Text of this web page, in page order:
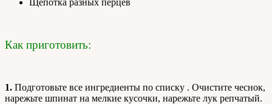
Как приготовить:
1. Подготовьте все ингредиенты по списку . Очистите чеснок,
нарежьте шпинат на мелкие кусочки, нарежьте лук репчатый.